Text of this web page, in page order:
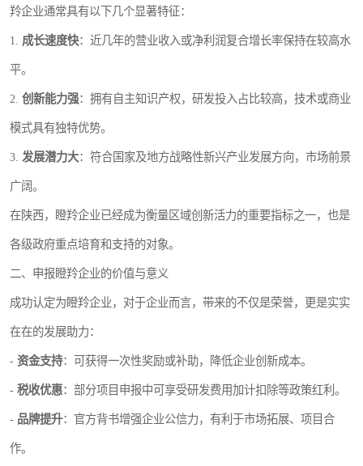
羚企业通常具有以下几个显著特征：
1. 成长速度快：近几年的营业收入或净利润复合增长率保持在较高水
平。
2. 创新能力强：拥有自主知识产权，研发投入占比较高，技术或商业
模式具有独特优势。
3. 发展潜力大：符合国家及地方战略性新兴产业发展方向，市场前景
广阔。
在陕西，瞪羚企业已经成为衡量区域创新活力的重要指标之一，也是
各级政府重点培育和支持的对象。
二、申报瞪羚企业的价值与意义
成功认定为瞪羚企业，对于企业而言，带来的不仅是荣誉，更是实实
在在的发展助力：
- 资金支持：可获得一次性奖励或补助，降低企业创新成本。
- 税收优惠：部分项目申报中可享受研发费用加计扣除等政策红利。
- 品牌提升：官方背书增强企业公信力，有利于市场拓展、项目合
作。